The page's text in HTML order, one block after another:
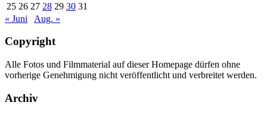
25 26 27 28 29 30 31
« Juni
Aug. »
Copyright
Alle Fotos und Filmmaterial auf dieser Homepage dürfen ohne
vorherige Genehmigung nicht veröffentlicht und verbreitet werden.
Archiv